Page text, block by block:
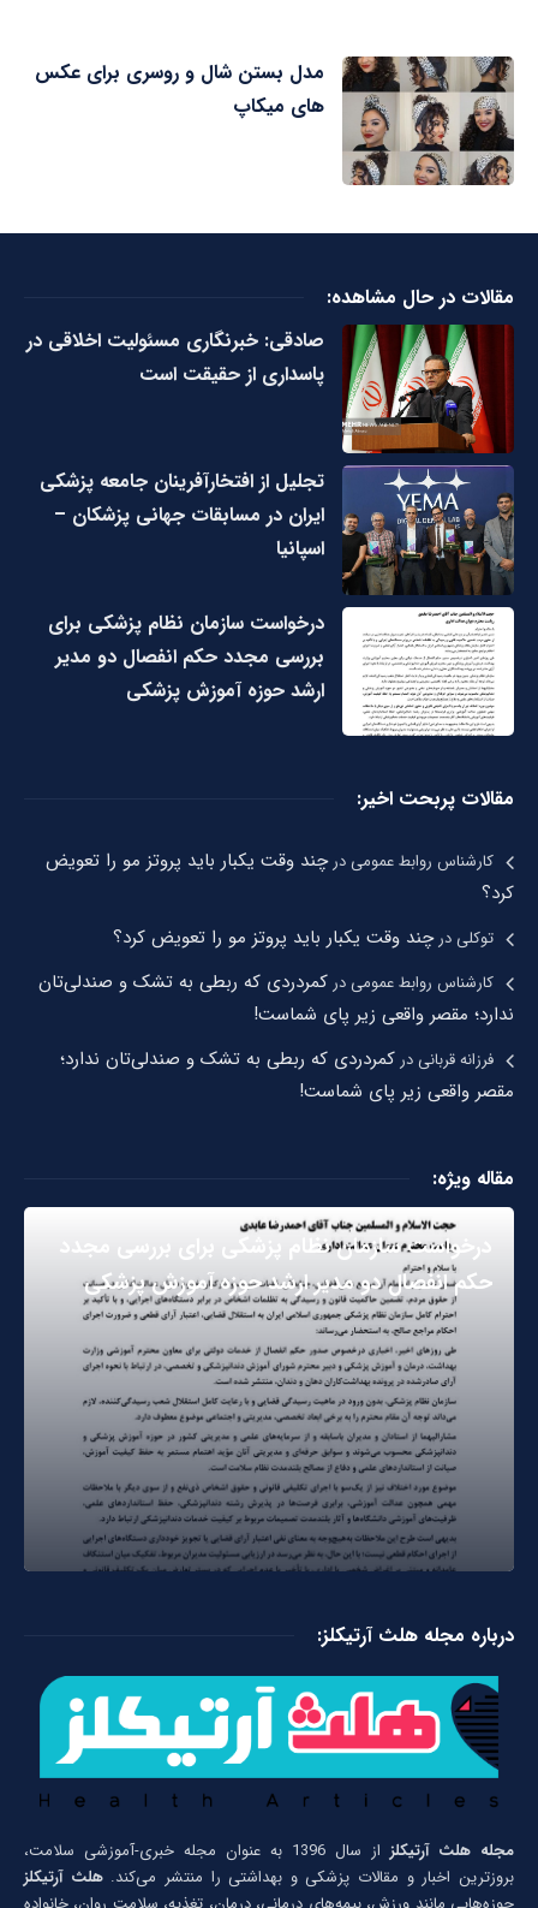
مدل بستن شال و روسری برای عکس
های میکاپ
مقالات در حال مشاهده:
صادقی: خبرنگاری مسئولیت اخلاقی در
پاسداری از حقیقت است
تجلیل از افتخارآفرینان جامعه پزشکی
ایران در مسابقات جهانی پزشکان –
اسپانیا
درخواست سازمان نظام پزشکی برای
بررسی مجدد حکم انفصال دو مدیر
ارشد حوزه آموزش پزشکی
مقالات پربحت اخیر:
کارشناس روابط عمومیدرچند وقت یکبار باید پروتز مو را تعویض
کرد؟
توکلیدرچند وقت یکبار باید پروتز مو را تعویض کرد؟
کارشناس روابط عمومیدرکمردردی که ربطی به تشک و صندلی‌تان
ندارد؛ مقصر واقعی زیر پای شماست!
فرزانه قربانیدرکمردردی که ربطی به تشک و صندلی‌تان ندارد؛
مقصر واقعی زیر پای شماست!
مقاله ویژه:
درخواست سازمان نظام پزشکی برای بررسی مجدد
حکم انفصال دو مدیر ارشد حوزه آموزش پزشکی
درباره مجله هلث آرتیکلز:
مجله هلث آرتیکلز
از سال 1396 به عنوان مجله خبری-آموزشی سلامت،
بروزترین اخبار و مقالات پزشکی و بهداشتی را منتشر می‌کند.هلث آرتیکلز